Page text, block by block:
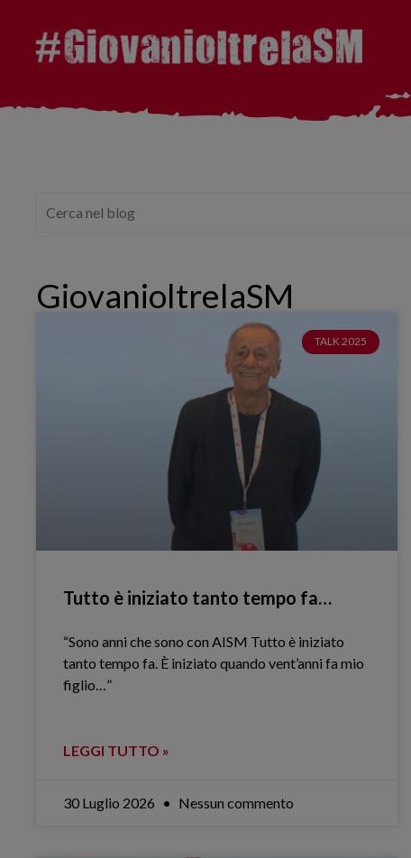
GiovanioltrelaSM
TALK 2025
Tutto è iniziato tanto tempo fa…
“Sono anni che sono con AISM Tutto è iniziato
tanto tempo fa. È iniziato quando vent’anni fa mio
figlio…”
LEGGI TUTTO »
30 Luglio 2026 Nessun commento